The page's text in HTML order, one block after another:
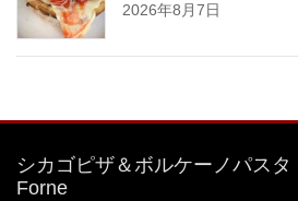
2026年8月7日
シカゴピザ＆ボルケーノパス
Forne